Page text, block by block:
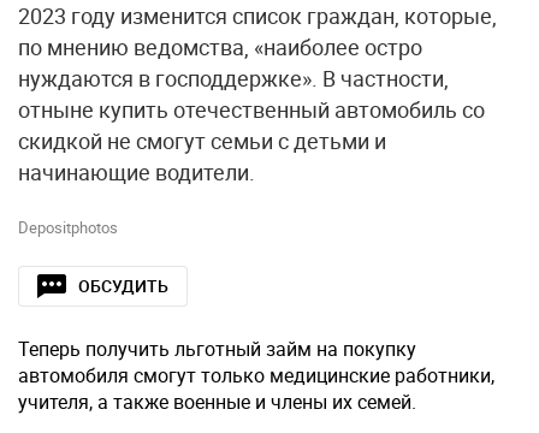
2023 году изменится список граждан, которые,
по мнению ведомства, «наиболее остро
нуждаются в господдержке». В частности,
отныне купить отечественный автомобиль со
скидкой не смогут семьи с детьми и
начинающие водители.
Depositphotos
ОБСУДИТЬ
Теперь получить льготный займ на покупку
автомобиля смогут только медицинские работники,
учителя, а также военные и члены их семей.